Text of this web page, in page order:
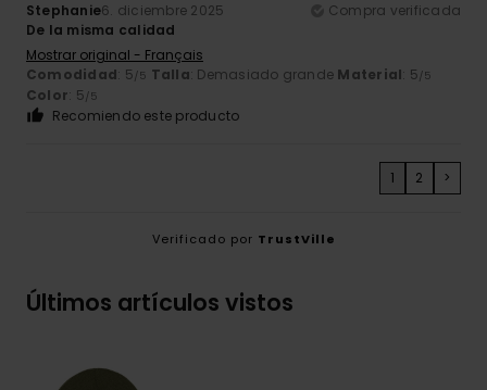
Stephanie6. diciembre 2025
Compra verificada
De la misma calidad
Mostrar original - Français
Comodidad: 5/5 Talla: Demasiado grande Material: 5/5
Color: 5/5
Recomiendo este producto
1 2 >
Verificado por TrustVille
Últimos artículos vistos